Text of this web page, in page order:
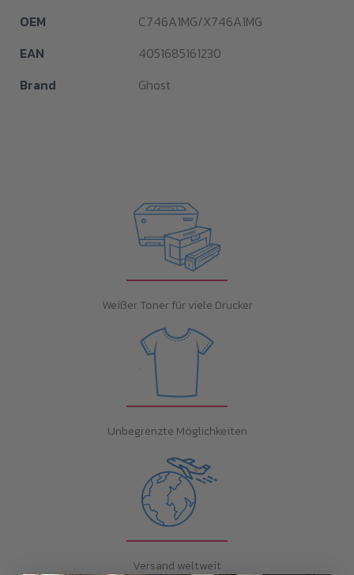
OEM
C746A1MG/X746A1MG
EAN
4051685161230
Brand
Ghost
Weißer Toner für viele Drucker
Unbegrenzte Möglichkeiten
Versand weltweit